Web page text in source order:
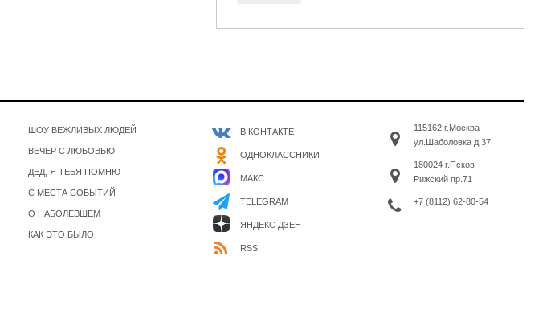
ШОУ ВЕЖЛИВЫХ ЛЮДЕЙ
ВЕЧЕР С ЛЮБОВЬЮ
ДЕД, Я ТЕБЯ ПОМНЮ
С МЕСТА СОБЫТИЙ
О НАБОЛЕВШЕМ
КАК ЭТО БЫЛО
В КОНТАКТЕ
ОДНОКЛАССНИКИ
МАКС
TELEGRAM
ЯНДЕКС ДЗЕН
RSS
115162 г.Москва
ул.Шаболовка д.37
180024 г.Псков
Рижский пр.71
+7 (8112) 62-80-54